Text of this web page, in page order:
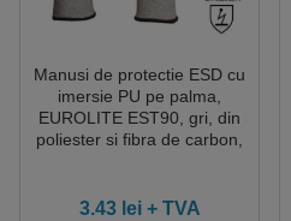
Manusi de protectie ESD cu
imersie PU pe palma,
EUROLITE EST90, gri, din
poliester si fibra de carbon,
3.43 lei+ TVA